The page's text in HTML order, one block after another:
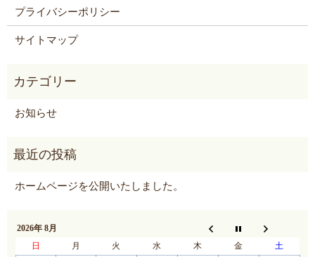
プライバシーポリシー
サイトマップ
お知らせ
ホームページを公開いたしました。
2026年 8月
日
月 火 水 木 金 土